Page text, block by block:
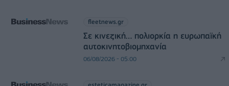
fleetnews.gr
Σε κινεζική… πολιορκία η ευρωπαϊκή
αυτοκινητοβιομηχανία
06/08/2026 - 05:00